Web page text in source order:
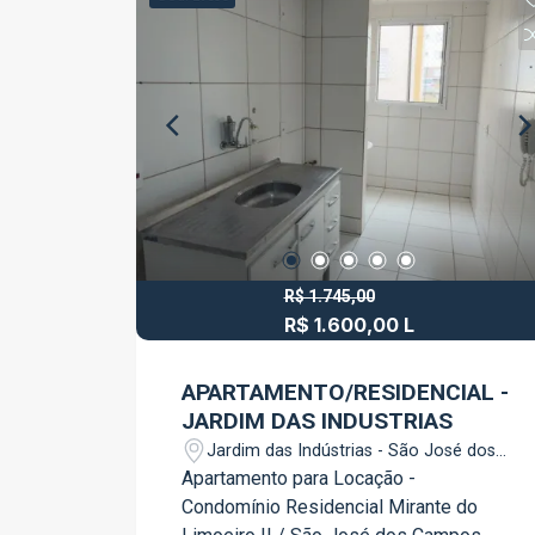
praticidade e conforto para o dia a dia.
Localizada no Boulevard Jacareí, a sala
está em uma região de fácil acesso,
próxima a comércios, bancos,
restaurantes e diversos serviços,
sendo uma excelente opção para
escritórios, consultórios e empresas
que buscam um endereço estratégico.
Agende sua visita e conheça este
excelente espaço para o seu negócio.
R$ 1.745,00
R$ 1.600,00 L
APARTAMENTO/RESIDENCIAL -
JARDIM DAS INDUSTRIAS
Jardim das Indústrias - São José dos
Campos/SP
Apartamento para Locação -
Condomínio Residencial Mirante do